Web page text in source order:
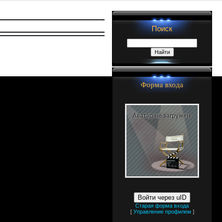
Поиск
Форма входа
Войти через uID
Старая форма входа
[ Управление профилем ]